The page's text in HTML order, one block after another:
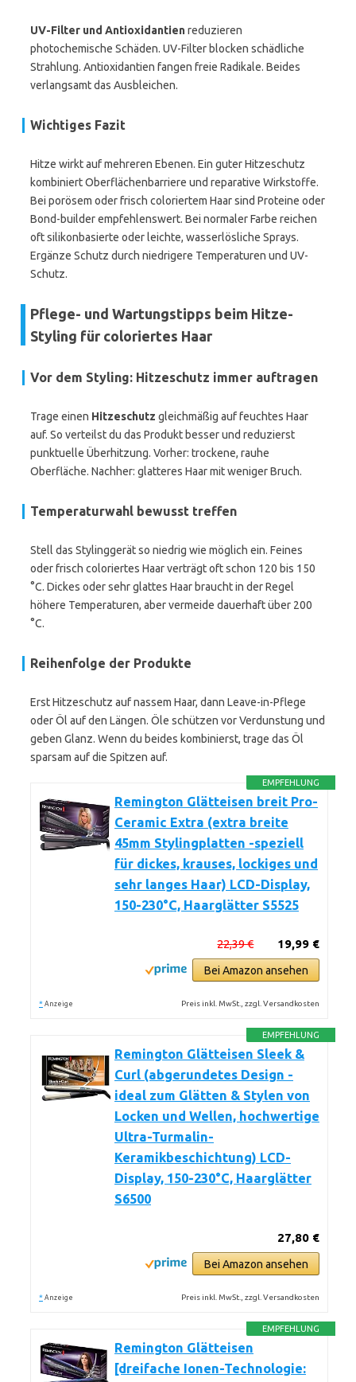
UV-Filter und Antioxidantienreduzieren
photochemische Schäden. UV-Filter blocken schädliche
Strahlung. Antioxidantien fangen freie Radikale. Beides
verlangsamt das Ausbleichen.
Wichtiges Fazit
Hitze wirkt auf mehreren Ebenen. Ein guter Hitzeschutz
kombiniert Oberflächenbarriere und reparative Wirkstoffe.
Bei porösem oder frisch coloriertem Haar sind Proteine oder
Bond-builder empfehlenswert. Bei normaler Farbe reichen
oft silikonbasierte oder leichte, wasserlösliche Sprays.
Ergänze Schutz durch niedrigere Temperaturen und UV-
Schutz.
Pflege- und Wartungstipps beim Hitze-
Styling für coloriertes Haar
Vor dem Styling: Hitzeschutz immer auftragen
Trage einen Hitzeschutz gleichmäßig auf feuchtes Haar
auf. So verteilst du das Produkt besser und reduzierst
punktuelle Überhitzung. Vorher: trockene, rauhe
Oberfläche. Nachher: glatteres Haar mit weniger Bruch.
Temperaturwahl bewusst treffen
Stell das Stylinggerät so niedrig wie möglich ein. Feines
oder frisch coloriertes Haar verträgt oft schon 120 bis 150
°C. Dickes oder sehr glattes Haar braucht in der Regel
höhere Temperaturen, aber vermeide dauerhaft über 200
°C.
Reihenfolge der Produkte
Erst Hitzeschutz auf nassem Haar, dann Leave-in-Pflege
oder Öl auf den Längen. Öle schützen vor Verdunstung und
geben Glanz. Wenn du beides kombinierst, trage das Öl
sparsam auf die Spitzen auf.
EMPFEHLUNG
Remington Glätteisen breit Pro-
Ceramic Extra (extra breite
45mm Stylingplatten -speziell
für dickes, krauses, lockiges und
sehr langes Haar) LCD-Display,
150-230°C, Haarglätter S5525
19,99 €
22,39 €
Bei Amazon ansehen
* Anzeige Preis inkl. MwSt., zzgl. Versandkosten
EMPFEHLUNG
Remington Glätteisen Sleek &
Curl (abgerundetes Design -
ideal zum Glätten & Stylen von
Locken und Wellen, hochwertige
Ultra-Turmalin-
Keramikbeschichtung) LCD-
Display, 150-230°C, Haarglätter
S6500
27,80 €
Bei Amazon ansehen
* Anzeige Preis inkl. MwSt., zzgl. Versandkosten
EMPFEHLUNG
Remington Glätteisen
[dreifache Ionen-Technologie: